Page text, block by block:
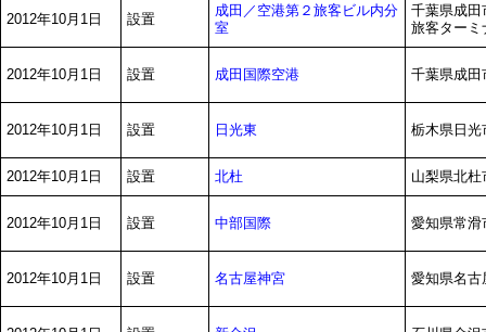
2012年10月1日 設置
成田／空港第２旅客ビル内分
室
千葉県成
旅客ターミ
2012年10月1日 設置 成田国際空港 千葉県成田
2012年10月1日 設置 日光東 栃木県日光
2012年10月1日 設置 北杜 山梨県北
2012年10月1日 設置 中部国際 愛知県常滑
2012年10月1日 設置 名古屋神宮 愛知県名古